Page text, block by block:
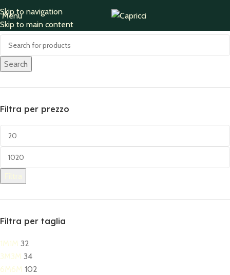
Skip to navigation
Skip to main content
Menu
ACCESSORIES
Cerca
Search
Filtra per prezzo
Filtra per taglia
1M1M 32
3M3M 34
6M6M 102